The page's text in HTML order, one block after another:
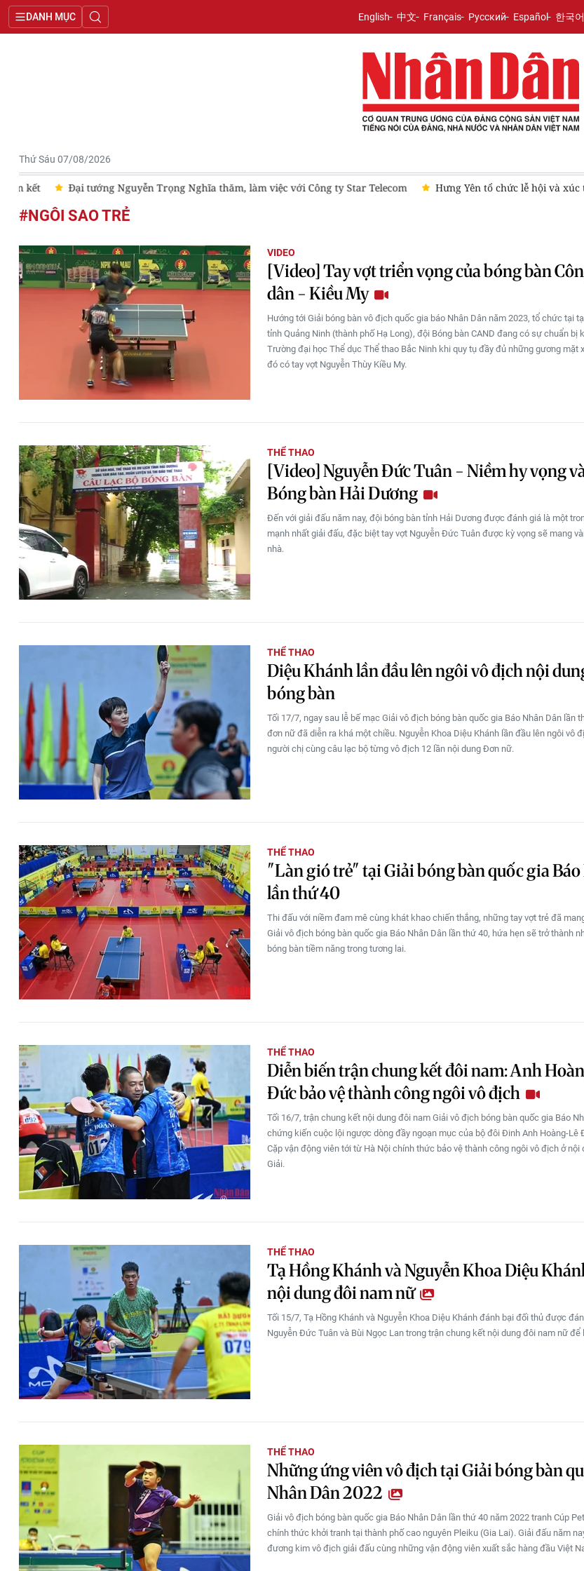
DANH MỤC English 中文 Français Русский Español 한국어
Thứ Sáu 07/08/2026
Đại tướng Nguyễn Trọng Nghĩa thăm, làm việc với Công ty Star Telecom Hưng Yên tổ chức lễ hội và xúc tiến
#NGÔI SAO TRẺ
VIDEO
[Video] Tay vợt triển vọng của bóng bàn
dân - Kiều My
Hướng tới Giải bóng bàn vô địch quốc gia báo Nhân Dân năm 2023, tổ chức tại
tỉnh Quảng Ninh (thành phố Hạ Long), đội Bóng bàn CAND đang có sự chuẩn bị
Trường đại học Thể dục Thể thao Bắc Ninh khi quy tụ đầy đủ những gương mặt
đó có tay vợt Nguyễn Thùy Kiều My.
THỂ THAO
[Video] Nguyễn Đức Tuân - Niềm hy vọng
Bóng bàn Hải Dương
Đến với giải đấu năm nay, đội bóng bàn tỉnh Hải Dương được đánh giá là một
mạnh nhất giải đấu, đặc biệt tay vợt Nguyễn Đức Tuân được kỳ vọng sẽ mang
nhà.
THỂ THAO
Diệu Khánh lần đầu lên ngôi vô địch nội
bóng bàn
Tối 17/7, ngay sau lễ bế mạc Giải vô địch bóng bàn quốc gia Báo Nhân Dân lần
đơn nữ đã diễn ra khá một chiều. Nguyễn Khoa Diệu Khánh lần đầu lên ngôi vô
người chị cùng câu lạc bộ từng vô địch 12 lần nội dung Đơn nữ.
THỂ THAO
"Làn gió trẻ" tại Giải bóng bàn quốc gia
lần thứ 40
Thi đấu với niềm đam mê cùng khát khao chiến thắng, những tay vợt trẻ đã
Giải vô địch bóng bàn quốc gia Báo Nhân Dân lần thứ 40, hứa hẹn sẽ trở thành
bóng bàn tiềm năng trong tương lai.
THỂ THAO
Diễn biến trận chung kết đôi nam: Anh
Đức bảo vệ thành công ngôi vô địch
Tối 16/7, trận chung kết nội dung đôi nam Giải vô địch bóng bàn quốc gia Báo
chứng kiến cuộc lội ngược dòng đầy ngoạn mục của bộ đôi Đinh Anh Hoàng-Lê
Cặp vận động viên tới từ Hà Nội chính thức bảo vệ thành công ngôi vô địch ở nội
Giải.
THỂ THAO
Tạ Hồng Khánh và Nguyễn Khoa Diệu
nội dung đôi nam nữ
Tối 15/7, Tạ Hồng Khánh và Nguyễn Khoa Diệu Khánh đánh bại đối thủ được
Nguyễn Đức Tuân và Bùi Ngọc Lan trong trận chung kết nội dung đôi nam nữ để
THỂ THAO
Những ứng viên vô địch tại Giải bóng bàn
Nhân Dân 2022
Giải vô địch bóng bàn quốc gia Báo Nhân Dân lần thứ 40 năm 2022 tranh Cúp
chính thức khởi tranh tại thành phố cao nguyên Pleiku (Gia Lai). Giải đấu năm
đương kim vô địch giải đấu cùng những vận động viên xuất sắc hàng đầu Việt